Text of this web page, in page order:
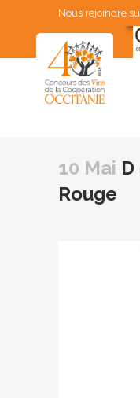
Nous rejoindre
10 Mai
Rouge